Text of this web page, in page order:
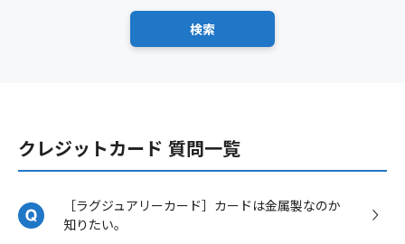
クレジットカード 質問一覧
［ラグジュアリーカード］カードは金属製なのか
知りたい。